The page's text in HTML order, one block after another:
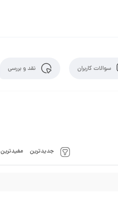
سوالات کاربران نقد و بررسی
جدیدترین مفیدترین